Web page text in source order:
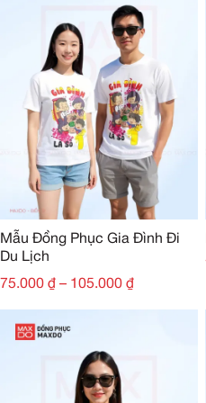
Mẫu Đồng Phục Gia Đình Đi
Du Lịch
75.000 ₫ – 105.000 ₫